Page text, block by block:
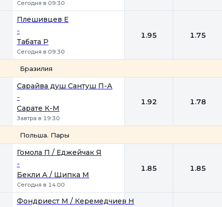
Сегодня в 09:30
Плешивцев Е
-
Табата Р
Сегодня в 09:30
1.95 1.75
Бразилия
Сарайва душ Сантуш П-А
-
Сарате К-М
Завтра в 19:30
1.92 1.78
Польша. Пары
Гомола П / Еджейчак Я
-
Бекли А / Щипка М
Сегодня в 14:00
1.85 1.85
Фондриест М / Керемедчиев Н